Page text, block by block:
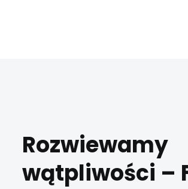
Rozwiewamy
wątpliwości –